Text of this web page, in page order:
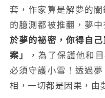
套，作家算是解夢的
的臆測都被推翻，夢
於夢的祕密，你得自
案」
，為了保護他和
必須守護小雪！透過
相，一切都是因果，由